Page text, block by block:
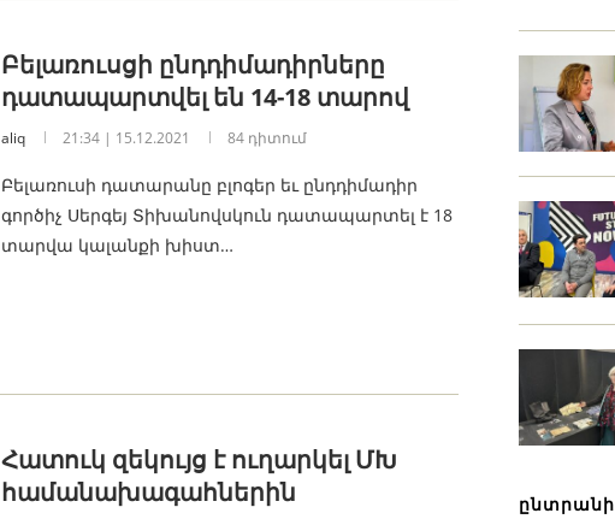
Բելառուսցի ընդդիմադիրները
դատապարտվել են 14-18 տարով
aliq 21:34 | 15.12.2021 84 դիտում
Բելառուսի դատարանը բլոգեր եւ ընդդիմադիր
գործիչ Սերգեյ Տիխանովսկուն դատապարտել է 18
տարվա կալանքի խիստ…
Հատուկ զեկույց է ուղարկել ՄԽ
համանախագահներին
ընտրանի